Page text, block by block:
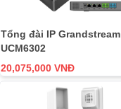
Tổng đài IP Grandstream
UCM6302
20,075,000 VNĐ